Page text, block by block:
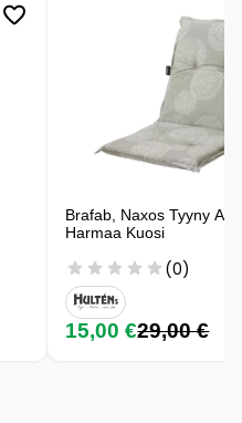
Brafab, Naxos Tyyny
Harmaa Kuosi
(0)
15,00 €29,00 €